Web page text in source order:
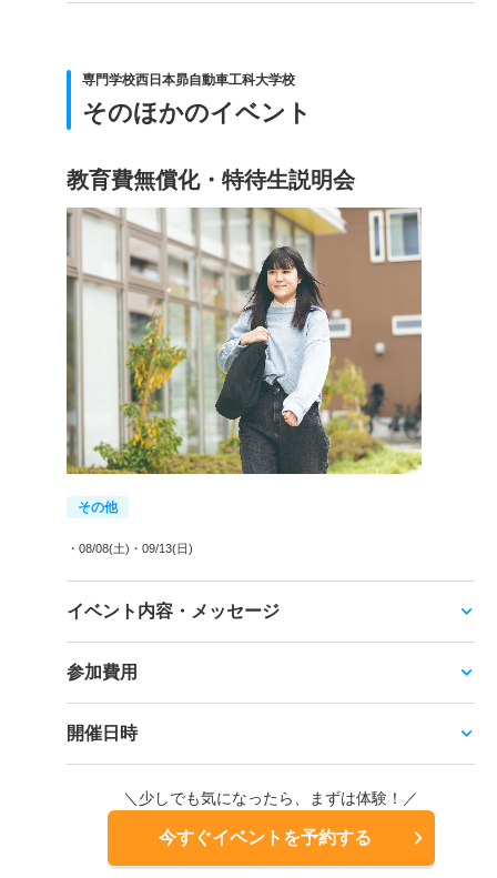
専門学校西日本昴自動車工科大学校
そのほかのイベント
教育費無償化・特待生説明会
その他
・08/08(土) ・09/13(日)
イベント内容・メッセージ
参加費用
開催日時
＼少しでも気になったら、まずは体験！／
今すぐイベントを予約する